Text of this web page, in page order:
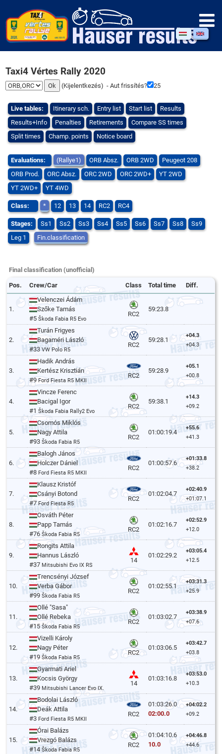
Taxi4 Vértes Rally 2020
(Kijelentkezés) - Aut frissítés? 25
Live tables: Itinerary sch. Entry list Start list
Results
Results+Info
Penalties Retirements
Compare SS times
Split times
Champ. points Notice board
Evaluations: (Rallye1) ORB Absz. ORB 2WD
Peugeot 208
ORB Prod.
ORC Absz. ORC 2WD ORC 2WD+
YT 2WD
YT 2WD+
YT 4WD
Class: * 12 13 14 RC2 RC4
Stages: Ss1 Ss2 Ss3 Ss4 Ss5 Ss6 Ss7 Ss8
Ss9
Leg 1
Fin.classification
Final classification (unofficial)
Pos. Crew/Car Class Total time Diff.
1.
Velenczei Ádám
Szőke Tamás
#5Škoda Fabia R5 Evo
RC2
59:23.8
2.
Turán Frigyes
Bagaméri László
#33VW Polo R5
RC2
59:28.1
+04.3
+04.3
3.
Hadik András
Kertész Krisztián
#9Ford Fiesta R5 MKII
RC2
59:28.9
+05.1
+00.8
4.
Vincze Ferenc
Bacigal Igor
#1Škoda Fabia Rally2 Evo
RC2
59:38.1
+14.3
+09.2
5.
Csomós Miklós
Nagy Attila
#93Škoda Fabia R5
RC2
01:00:19.4
+55.6
+41.3
6.
Balogh János
Holczer Dániel
#8 Ford Fiesta R5 MKII
RC2
01:00:57.6
+01:33.8
+38.2
7.
Klausz Kristóf
Csányi Botond
#7Ford Fiesta R5
RC2
01:02:04.7
+02:40.9
+01:07.1
8.
Osváth Péter
Papp Tamás
#76Škoda Fabia R5
RC2
01:02:16.7
+02:52.9
+12.0
9.
Rongits Attila
Hannus László
#37 Mitsubishi Evo IX RS
14
01:02:29.2
+03:05.4
+12.5
10.
Trencsényi József
Verba Gábor
#99Škoda Fabia R5
RC2
01:02:55.1
+03:31.3
+25.9
11.
Ollé "Sasa"
Ollé Rebeka
#15Škoda Fabia R5
RC2
01:03:02.7
+03:38.9
+07.6
12.
Vizelli Károly
Nagy Péter
#19Škoda Fabia R5
RC2
01:03:06.5
+03:42.7
+03.8
13.
Gyarmati Ariel
Kocsis György
#39 Mitsubishi Lancer Evo IX.
14
01:03:16.8
+03:53.0
+10.3
14.
Bodolai László
Deák Attila
#3 Ford Fiesta R5 MKII
RC2
01:03:26.0
02:00.0
+04:02.2
+09.2
15.
Órai Balázs
Vrezgó Balázs
#14Škoda Fabia R5
RC2
01:04:10.6
10.0
+04:46.8
+44.6